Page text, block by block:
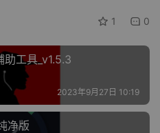
1 0
工具_v1.5.3
2023年9月27日 10:19
净版